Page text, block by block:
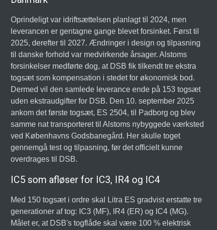
Oprindeligt var idriftsættelsen planlagt til 2024, men
leverancen er gentagne gange blevet forsinket. Først til
2025, derefter til 2027. Ændringer i design og tilpasning
til danske forhold var medvirkende årsager. Alstoms
forsinkelser medførte dog, at DSB fik tilkendt tre ekstra
togsæt som kompensation i stedet for økonomisk bod.
Dermed vil den samlede leverance ende på 153 togsæt
uden ekstraudgifter for DSB. Den 10. september 2025
ankom det første togsæt, ES 2504, til Padborg og blev
samme nat transporteret til Alstoms nybyggede værksted
ved Københavns Godsbanegård. Her skulle toget
gennemgå test og tilpasning, før det officielt kunne
overdrages til DSB.
IC5 som afløser for IC3, IR4 og IC4
Med 150 togsæt i ordre skal Litra ES gradvist erstatte tre
generationer af tog: IC3 (MF), IR4 (ER) og IC4 (MG).
Målet er, at DSB's togflåde skal være 100 % elektrisk